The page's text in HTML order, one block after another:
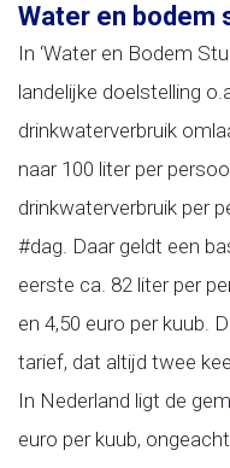
Water en bodem
In ‘Water en Bodem
landelijke doelstelling
drinkwaterverbruik
naar 100 liter per
drinkwaterverbruik per
#dag. Daar geldt een
eerste ca. 82 liter per
en 4,50 euro per kuub.
tarief, dat altijd twee
In Nederland ligt de
euro per kuub,